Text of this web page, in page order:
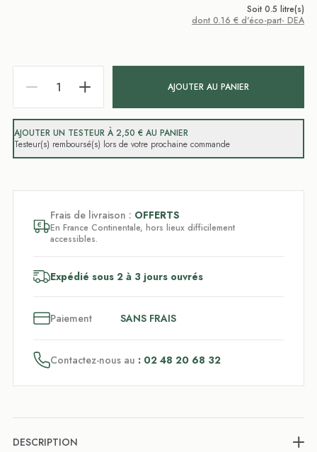
Soit 0.5 litre(s)
dont 0.16 € d'éco-part- DEA
AJOUTER AU PANIER
AJOUTER UN TESTEUR À 2,50 € AU PANIER
Testeur(s) remboursé(s) lors de votre prochaine commande
Frais de livraison : OFFERTS
En France Continentale, hors lieux difficilement
accessibles.
Expédié sous 2 à 3 jours ouvrés
Paiement SANS FRAIS
Contactez-nous au : 02 48 20 68 32
DESCRIPTION